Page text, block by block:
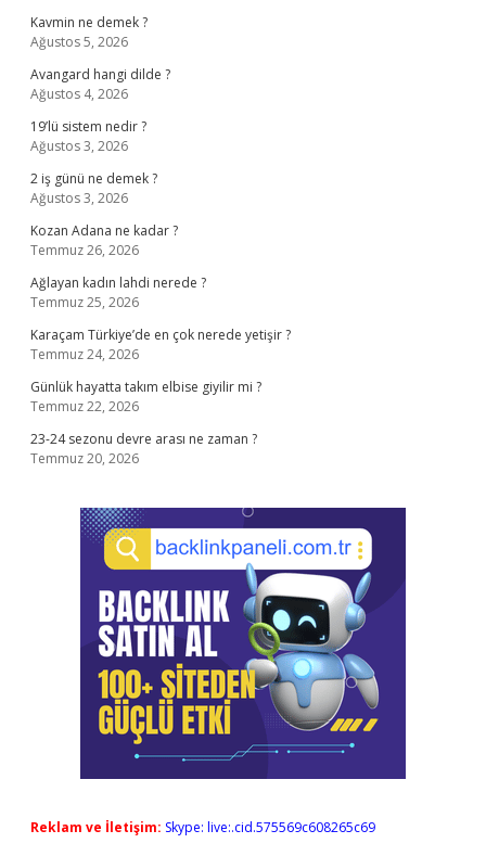
Kavmin ne demek ?
Ağustos 5, 2026
Avangard hangi dilde ?
Ağustos 4, 2026
19’lü sistem nedir ?
Ağustos 3, 2026
2 iş günü ne demek ?
Ağustos 3, 2026
Kozan Adana ne kadar ?
Temmuz 26, 2026
Ağlayan kadın lahdi nerede ?
Temmuz 25, 2026
Karaçam Türkiye’de en çok nerede yetişir ?
Temmuz 24, 2026
Günlük hayatta takım elbise giyilir mi ?
Temmuz 22, 2026
23-24 sezonu devre arası ne zaman ?
Temmuz 20, 2026
Reklam ve İletişim: Skype: live:.cid.575569c608265c69